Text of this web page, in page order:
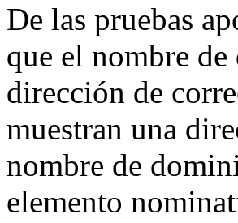
De las pruebas
que el nombre
dirección de
muestran una
nombre de
elemento